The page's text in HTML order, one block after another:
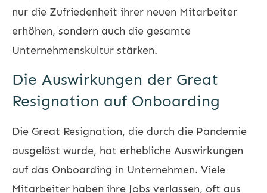
nur die Zufriedenheit ihrer neuen Mitarbeiter
erhöhen, sondern auch die gesamte
Unternehmenskultur stärken.
Die Auswirkungen der Great
Resignation auf Onboarding
Die Great Resignation, die durch die Pandemie
ausgelöst wurde, hat erhebliche Auswirkungen
auf das Onboarding in Unternehmen. Viele
Mitarbeiter haben ihre Jobs verlassen, oft aus